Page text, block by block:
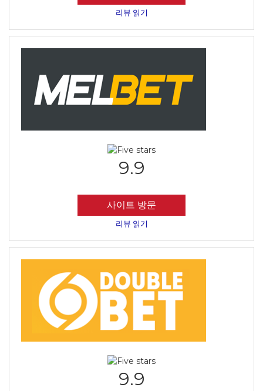
리뷰 읽기
9.9
사이트 방문
리뷰 읽기
9.9